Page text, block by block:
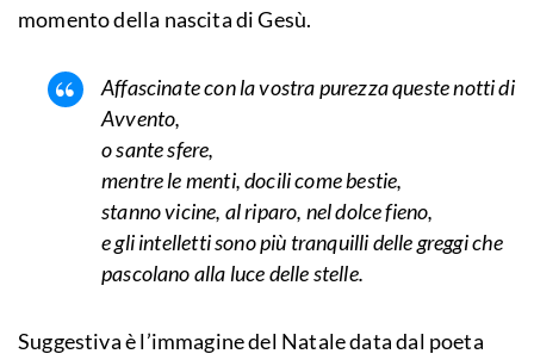
momento della nascita di Gesù.
Affascinate con la vostra purezza queste notti di
Avvento,
o sante sfere,
mentre le menti, docili come bestie,
stanno vicine, al riparo, nel dolce fieno,
e gli intelletti sono più tranquilli delle greggi che
pascolano alla luce delle stelle.
Suggestiva è l’immagine del Natale data dal poeta